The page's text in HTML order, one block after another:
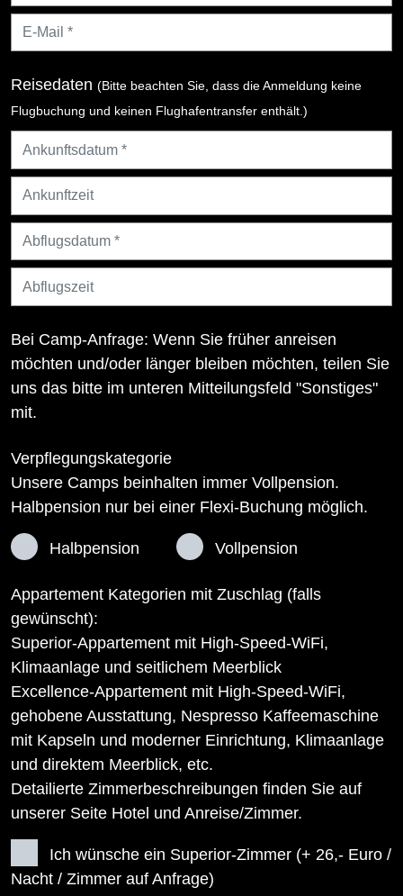
Reisedaten (Bitte beachten Sie, dass die Anmeldung keine
Flugbuchung und keinen Flughafentransfer enthält.)
Bei Camp-Anfrage: Wenn Sie früher anreisen
möchten und/oder länger bleiben möchten, teilen Sie
uns das bitte im unteren Mitteilungsfeld "Sonstiges"
mit.
Verpflegungskategorie
Unsere Camps beinhalten immer Vollpension.
Halbpension nur bei einer Flexi-Buchung möglich.
Halbpension Vollpension
Appartement Kategorien mit Zuschlag (falls
gewünscht):
Superior-Appartement mit High-Speed-WiFi,
Klimaanlage und seitlichem Meerblick
Excellence-Appartement mit High-Speed-WiFi,
gehobene Ausstattung, Nespresso Kaffeemaschine
mit Kapseln und moderner Einrichtung, Klimaanlage
und direktem Meerblick, etc.
Detailierte Zimmerbeschreibungen finden Sie auf
unserer Seite Hotel und Anreise/Zimmer.
Ich wünsche ein Superior-Zimmer (+ 26,- Euro /
Nacht / Zimmer auf Anfrage)